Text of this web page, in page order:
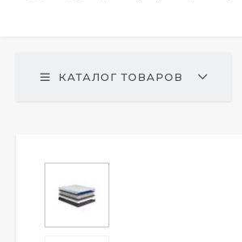
КАТАЛОГ ТОВАРОВ